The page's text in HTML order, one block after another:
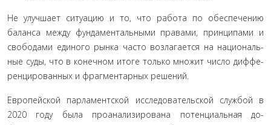
Не улучшает ситуацию и то, что работа по обеспечению
баланса между фундаментальными правами, принципами и
свободами единого рынка часто возлагается на националь­
ные суды, что в конечном итоге только множит число диффе­
ренцированных и фрагментарных решений.
Европейской парламентской исследовательской служ­бой в
2020 году была проанализирована потенциальная до­